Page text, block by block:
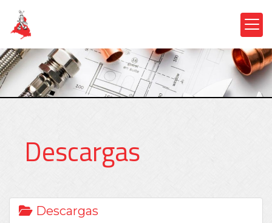
Descargas
Descargas